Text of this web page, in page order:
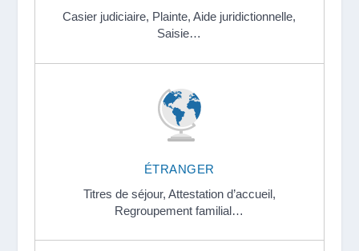
Casier judiciaire, Plainte,Aide juridictionnelle,
Saisie…
ÉTRANGER
Titres de séjour, Attestation d’accueil,
Regroupement familial…